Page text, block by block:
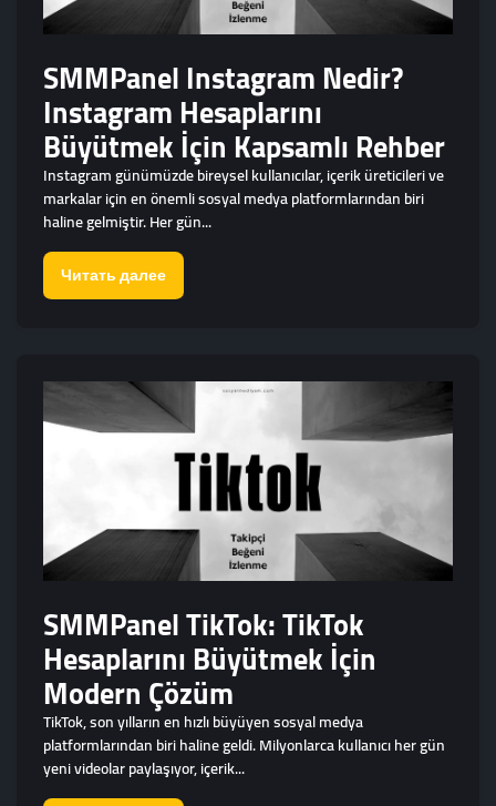
SMMPanel Instagram Nedir?
Instagram Hesaplarını
Büyütmek İçin Kapsamlı Rehber
Instagram günümüzde bireysel kullanıcılar, içerik üreticileri ve
markalar için en önemli sosyal medya platformlarından biri
haline gelmiştir. Her gün...
Читать далее
SMMPanel TikTok: TikTok
Hesaplarını Büyütmek İçin
Modern Çözüm
TikTok, son yılların en hızlı büyüyen sosyal medya
platformlarından biri haline geldi. Milyonlarca kullanıcı her gün
yeni videolar paylaşıyor, içerik...